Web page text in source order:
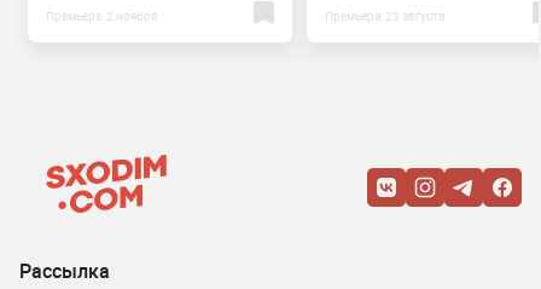
Премьера: 2 ноября Премьера: 23 августа
Рассылка